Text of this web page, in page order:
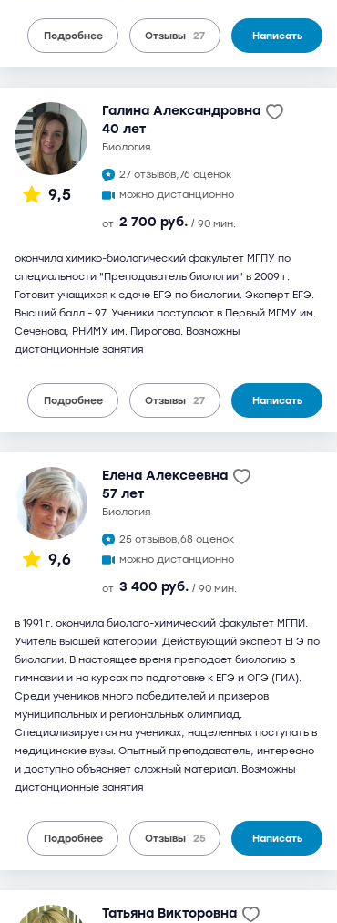
Подробнее Отзывы 27 Написать
9,5
Галина Александровна
40 лет
биология
27 отзывов,76 оценок
можно дистанционно
от 2 700 руб. / 90 мин.
окончила химико-биологический факультет МГПУ по
специальности "Преподаватель биологии" в 2009 г.
Готовит учащихся к сдаче ЕГЭ по биологии. Эксперт ЕГЭ.
Высший балл - 97. Ученики поступают в Первый МГМУ им.
Сеченова, РНИМУ им. Пирогова. Возможны
дистанционные занятия
Подробнее Отзывы 27 Написать
9,6
Елена Алексеевна
57 лет
биология
25 отзывов,68 оценок
можно дистанционно
от 3 400 руб. / 90 мин.
в 1991 г. окончила биолого-химический факультет МГПИ.
Учитель высшей категории. Действующий эксперт ЕГЭ по
биологии. В настоящее время преподает биологию в
гимназии и на курсах по подготовке к ЕГЭ и ОГЭ (ГИА).
Среди учеников много победителей и призеров
муниципальных и региональных олимпиад.
Специализируется на учениках, нацеленных поступать в
медицинские вузы. Опытный преподаватель, интересно
и доступно объясняет сложный материал. Возможны
дистанционные занятия
Подробнее Отзывы 25 Написать
Татьяна Викторовна